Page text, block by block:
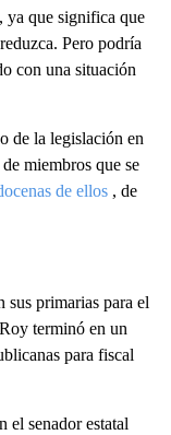
ya que significa que
Pero podría
con una situación
de la legislación en
miembros que se
de ellos , de
primarias para el
terminó en un
para fiscal
el senador estatal